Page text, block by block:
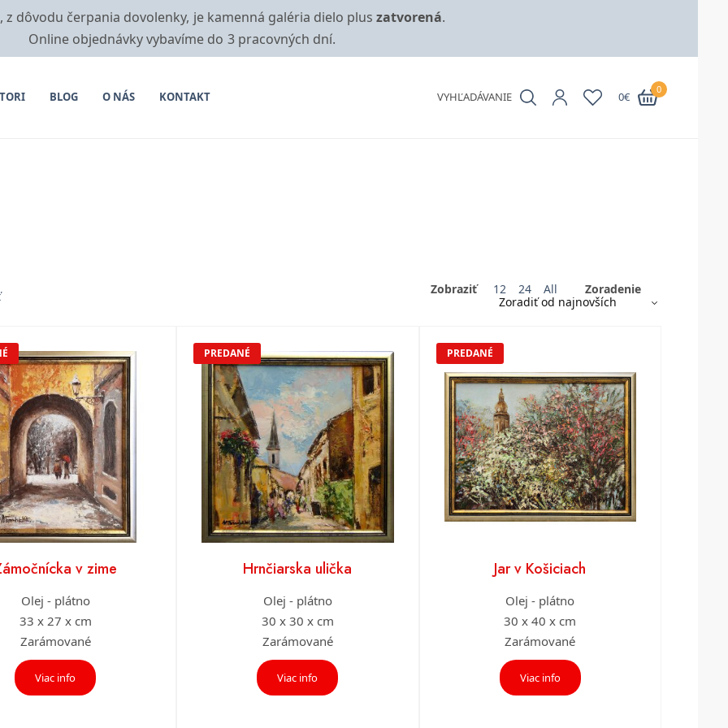
z dôvodu čerpania dovolenky, je kamenná galéria dielo plus zatvorená.
Online objednávky vybavíme do 3 pracovných dní.
BLOG O NÁS KONTAKT VYHĽADÁVANIE 0€
0
Zobraziť 12 24 All Zoradenie
v zime
Olej - plátno
33 x 27 x cm
Zarámované
Viac info
PREDANÉ
Hrnčiarska ulička
Olej - plátno
30 x 30 x cm
Zarámované
Viac info
PREDANÉ
Jar v Košiciach
Olej - plátno
30 x 40 x cm
Zarámované
Viac info